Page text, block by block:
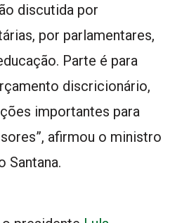
discutida por
por parlamentares,
Parte é para
discricionário,
importantes para
afirmou o ministro
Santana.